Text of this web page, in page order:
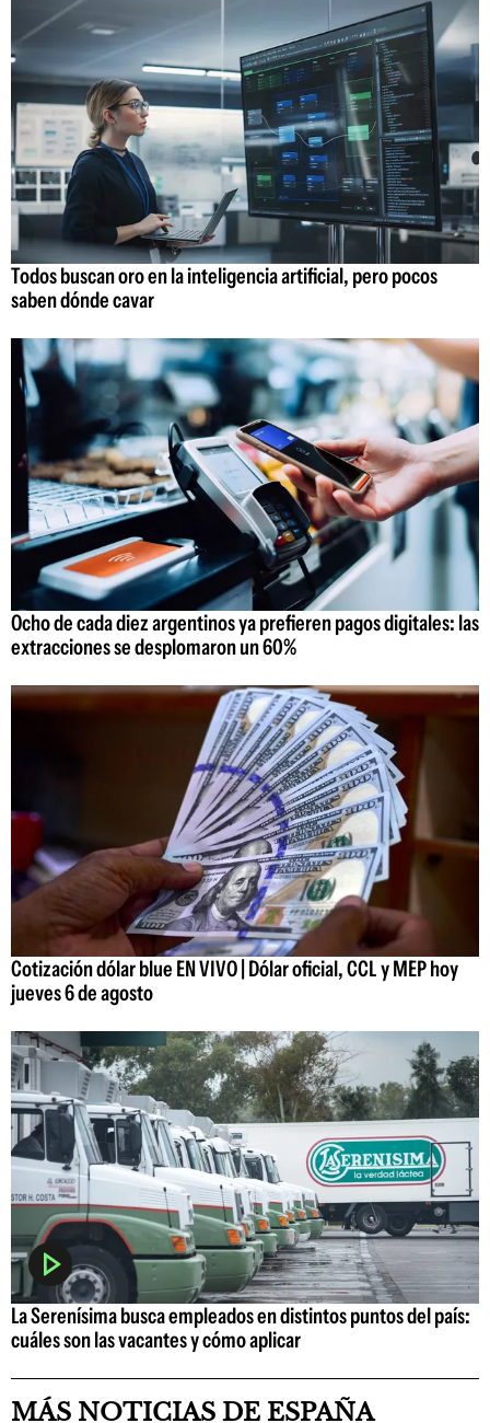
Todos buscan oro en la inteligencia artificial, pero pocos
saben dónde cavar
Ocho de cada diez argentinos ya prefieren pagos digitales: las
extracciones se desplomaron un 60%
Cotización dólar blue EN VIVO | Dólar oficial, CCL y MEP hoy
jueves 6 de agosto
La Serenísima busca empleados en distintos puntos del país:
cuáles son las vacantes y cómo aplicar
MÁS NOTICIAS DE ESPAÑA